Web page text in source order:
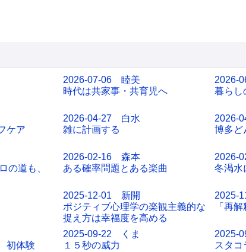
2026-07-06 睦美
時代は共家事・共育児へ
2026-
暮らし
ケア
2026-04-27 白水
雑に計画する
2026-
博多ど
の道も、
2026-02-16 森本
ある確率問題とある楽曲
2026-
冬渇水
2025-12-01 新開
ポジティブ心理学の楽観主義的な
捉え方は幸福度を高める
2025-
「再
初体験
2025-09-22 くま
１５秒の威力
2025-
スタコ